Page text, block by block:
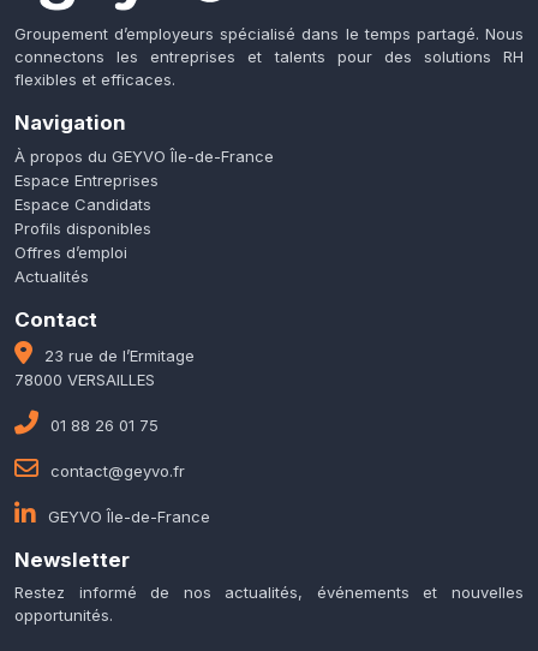
Groupement d’employeurs spécialisé dans le temps partagé. Nous
connectons les entreprises et talents pour des solutions RH
flexibles et efficaces.
Navigation
À propos du GEYVO Île-de-France
Espace Entreprises
Espace Candidats
Profils disponibles
Offres d’emploi
Actualités
Contact
23 rue de l’Ermitage
78000 VERSAILLES
01 88 26 01 75
contact@geyvo.fr
GEYVO Île-de-France
Newsletter
Restez informé de nos actualités, événements et nouvelles
opportunités.